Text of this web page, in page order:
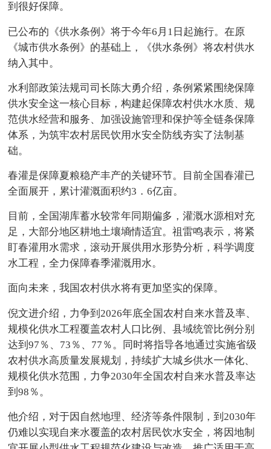
到很好保障。
已公布的《供水条例》将于今年6月1日起施行。在原
《城市供水条例》的基础上，《供水条例》将农村供水
纳入其中。
水利部政策法规司司长陈大勇介绍，条例紧紧围绕保障
供水安全这一核心目标，构建起保障农村供水水质、规
范供水经营和服务、加强设施管理和保护等全链条保障
体系，为筑牢农村居民饮用水安全防线夯实了法制基
础。
春灌是保障夏粮稳产丰产的关键环节。目前全国春灌已
全面展开，累计灌溉面积约3．6亿亩。
目前，全国湖库蓄水较常年同期偏多，灌溉水源相对充
足，大部分地区耕地土壤墒情适宜。祖雷鸣表示，将紧
盯春灌用水需求，滚动开展供用水形势分析，科学调度
水工程，全力保障春季灌溉用水。
面向未来，我国农村供水将有更加坚实的保障。
倪文进介绍，力争到2026年底全国农村自来水普及率、
规模化供水工程覆盖农村人口比例、县域统管比例分别
达到97％、73％、77％。同时将指导各地通过实施省级
农村供水高质量发展规划，持续扩大城乡供水一体化、
规模化供水范围，力争2030年全国农村自来水普及率达
到98％。
他介绍，对于因自然地理、经济等条件限制，到2030年
仍难以实现自来水覆盖的农村居民饮水安全，将因地制